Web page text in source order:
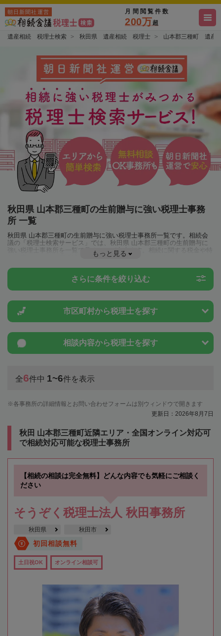
朝日新聞社運営 月間閲覧件数
200万超
遺産相続 税理士検索 秋田県 遺産相続 税理士 山本郡三種町 遺産
秋田県 山本郡三種町の生前贈与に強い税理士事務
所 一覧
秋田県 山本郡三種町の生前贈与に強い税理士事務所一覧です。相続会
議の「税理士検索サービス」では、秋田県 山本郡三種町の生前贈与に
強い税理士事務所を一覧で見ることが出来ます。相続に関する税金や特
例制度のことは一度近隣の税理士に相談してみましょう。
もっと見る
さらに条件を絞り込む
市区町村から税理士を探す
相談内容から税理士を探す
全6件中 1~6件を表示
各事務所の詳細情報とお問い合わせフォームは別ウィンドウで開きます
更新日：2026年8月7日
秋田 山本郡三種町近隣エリア・全国オンライン対応可
で相続対応可能な税理士事務所
【相続の相談は完全無料】どんな内容でも気軽にご相談く
ださい
そうぞく税理士法人 秋田事務所
秋田県 秋田市
初回相談無料
土日祝OK オンライン相談可